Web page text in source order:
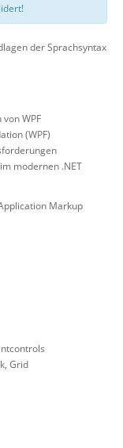
der Sprachsyntax
WPF
(WPF)
modernen .NET
Markup
Grid